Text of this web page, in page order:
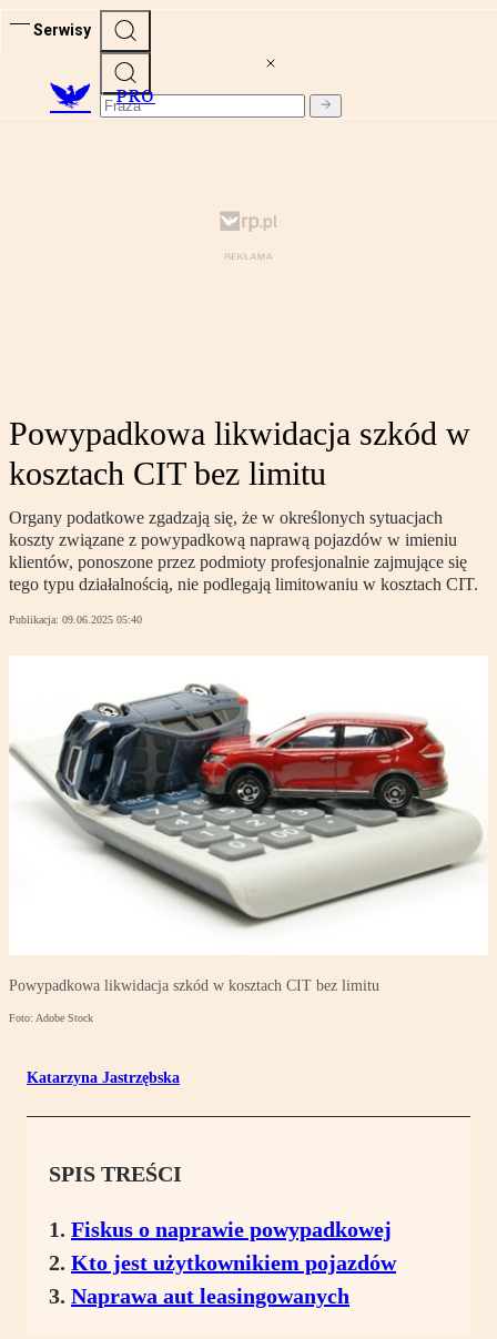
Serwisy
PRO
Powypadkowa likwidacja szkód w
kosztach CIT bez limitu
Organy podatkowe zgadzają się, że w określonych sytuacjach
koszty związane z powypadkową naprawą pojazdów w imieniu
klientów, ponoszone przez podmioty profesjonalnie zajmujące się
tego typu działalnością, nie podlegają limitowaniu w kosztach CIT.
Publikacja: 09.06.2025 05:40
Powypadkowa likwidacja szkód w kosztach CIT bez limitu
Foto: Adobe Stock
Katarzyna Jastrzębska
SPIS TREŚCI
Fiskus o naprawie powypadkowej
Kto jest użytkownikiem pojazdów
Naprawa aut leasingowanych